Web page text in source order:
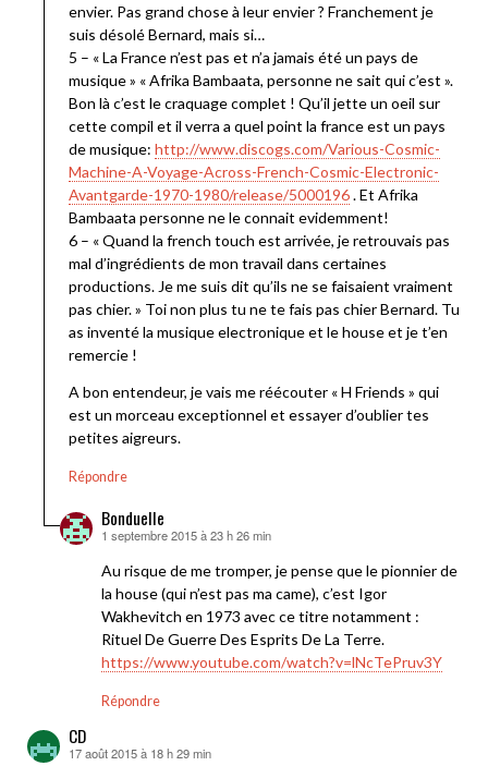
envier. Pas grand chose à leur envier ? Franchement je
suis désolé Bernard, mais si…
5 – « La France n’est pas et n’a jamais été un pays de
musique » « Afrika Bambaata, personne ne sait qui c’est ».
Bon là c’est le craquage complet ! Qu’il jette un oeil sur
cette compil et il verra a quel point la france est un pays
de musique: http://www.discogs.com/Various-Cosmic-
Machine-A-Voyage-Across-French-Cosmic-Electronic-
Avantgarde-1970-1980/release/5000196. Et Afrika
Bambaata personne ne le connait evidemment!
6 – « Quand la french touch est arrivée, je retrouvais pas
mal d’ingrédients de mon travail dans certaines
productions. Je me suis dit qu’ils ne se faisaient vraiment
pas chier. » Toi non plus tu ne te fais pas chier Bernard. Tu
as inventé la musique electronique et le house et je t’en
remercie !
A bon entendeur, je vais me réécouter « H Friends » qui
est un morceau exceptionnel et essayer d’oublier tes
petites aigreurs.
Répondre
Bonduelle
dit :
1 septembre 2015 à 23 h 26 min
Au risque de me tromper, je pense que le pionnier de
la house (qui n’est pas ma came), c’est Igor
Wakhevitch en 1973 avec ce titre notamment :
Rituel De Guerre Des Esprits De La Terre.
https://www.youtube.com/watch?v=lNcTePruv3Y
Répondre
CD
dit :
17 août 2015 à 18 h 29 min